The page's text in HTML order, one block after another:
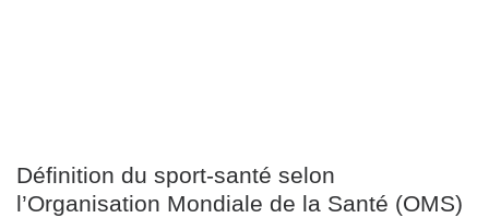
Définition du sport-santé selon
l’Organisation Mondiale de la Santé (OMS)